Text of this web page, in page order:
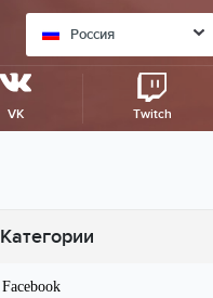
Россия
VK Twitch
Категории
Facebook